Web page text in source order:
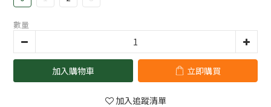
數量
加入購物車 立即購買
加入追蹤清單